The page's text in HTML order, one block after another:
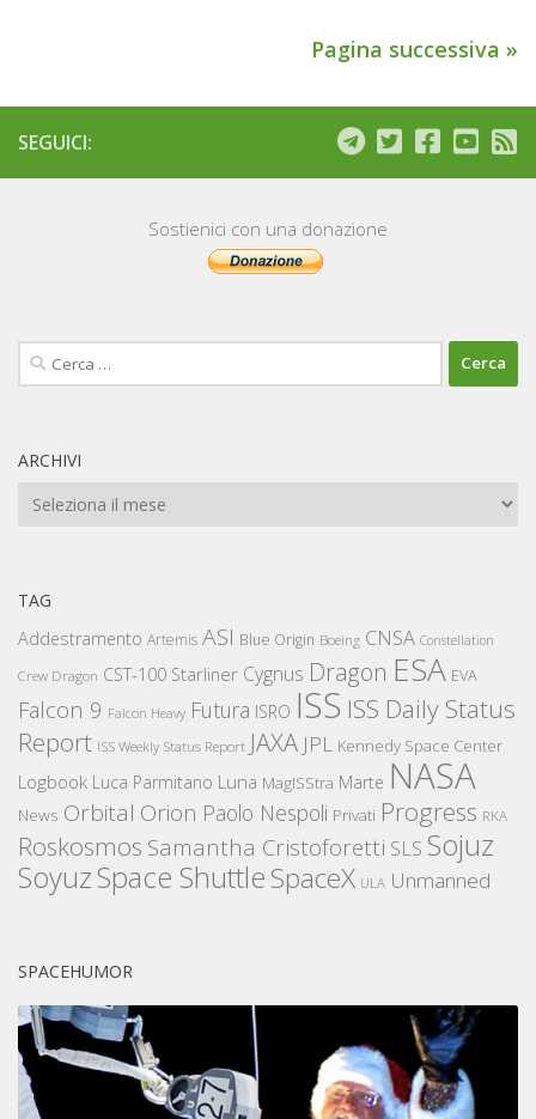
Pagina successiva »
SEGUICI:
Sostienici con una donazione
Ricerca
per:
ARCHIVI
Archivi
TAG
Addestramento Artemis ASI Blue Origin Boeing CNSA Constellation
Crew Dragon CST-100 Starliner Cygnus Dragon ESA EVA
Falcon 9 Falcon Heavy Futura ISRO ISS ISS Daily Status
Report ISS Weekly Status Report JAXA JPL Kennedy Space Center
Logbook Luca Parmitano Luna MagISStra Marte NASA
News Orbital Orion Paolo Nespoli Privati Progress RKA
Roskosmos Samantha Cristoforetti SLS Sojuz
SoyuzSpace ShuttleSpaceX ULA Unmanned
SPACEHUMOR